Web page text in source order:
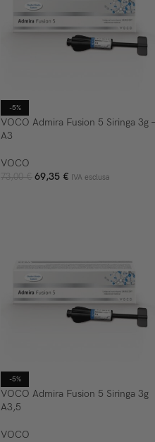
-5%
VOCO Admira Fusion 5 Siringa 3g –
A3
VOCO
73,00€ 69,35 € IVA esclusa
-5%
VOCO Admira Fusion 5 Siringa 3g
A3,5
VOCO